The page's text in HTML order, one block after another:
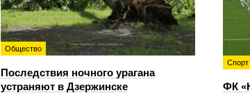
Общество
Последствия ночного урагана
устраняют в Дзержинске
Спорт
ФК